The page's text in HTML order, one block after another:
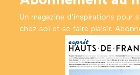
Un magazine d’inspirations pour
chez soi et se faire plaisir.